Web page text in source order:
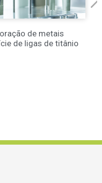
de metais
de ligas de titânio